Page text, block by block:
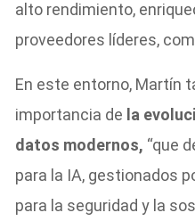
alto rendimiento,
proveedores líderes,
En este entorno, Martín
importancia de la
datos modernos, “que
para la IA, gestionados
para la seguridad y la